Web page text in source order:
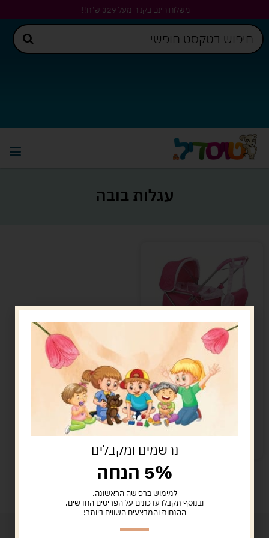
משלוח חינם בקניה מעל 329 ש"ח!!
עגלות בובה
עגלת שכיבה ורודה עם
תיק
159.00 ש"ח
הוספה לסל
נרשמים ומקבלים
5% הנחה
למימוש ברכישה הראשונה.
ובנוסף תקבלו עדכונים על הפריטים החדשים,
ההנחות והמבצעים השווים ביותר!